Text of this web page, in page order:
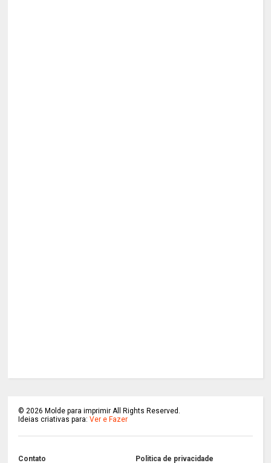
©2026 Molde para imprimir All Rights Reserved.
Ideias criativas para:Ver e Fazer
Contato Politica de privacidade